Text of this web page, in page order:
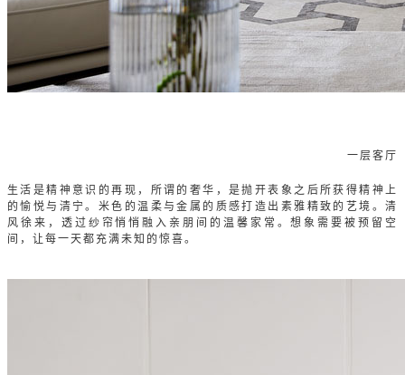
一层客厅
生活是精神意识的再现，所谓的奢华，是抛开表象之后所获得精神上
的愉悦与清宁。米色的温柔与金属的质感打造出素雅精致的艺境。清
风徐来，透过纱帘悄悄融入亲朋间的温馨家常。想象需要被预留空
间，让每一天都充满未知的惊喜。